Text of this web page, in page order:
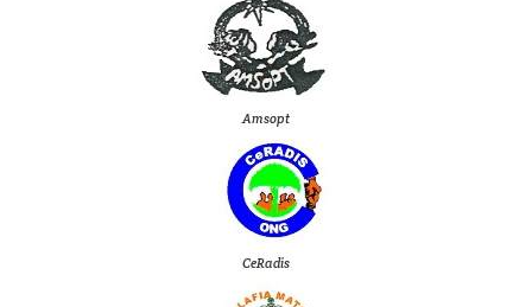
Amsopt
CeRadis